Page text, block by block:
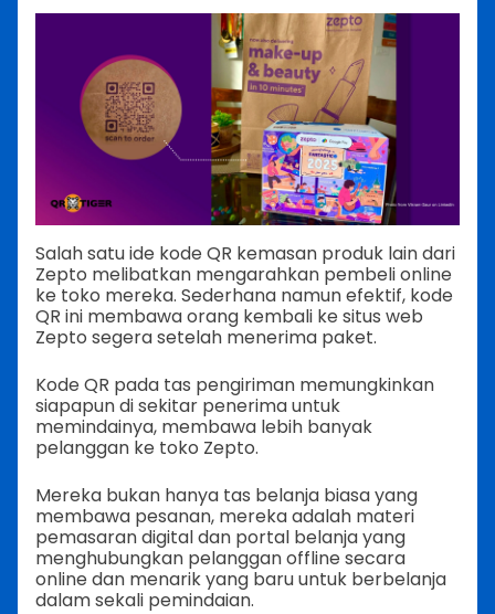
Salah satu ide kode QR kemasan produk lain dari
Zepto melibatkan mengarahkan pembeli online
ke toko mereka. Sederhana namun efektif, kode
QR ini membawa orang kembali ke situs web
Zepto segera setelah menerima paket.
Kode QR pada tas pengiriman memungkinkan
siapapun di sekitar penerima untuk
memindainya, membawa lebih banyak
pelanggan ke toko Zepto.
Mereka bukan hanya tas belanja biasa yang
membawa pesanan, mereka adalah materi
pemasaran digital dan portal belanja yang
menghubungkan pelanggan offline secara
online dan menarik yang baru untuk berbelanja
dalam sekali pemindaian.